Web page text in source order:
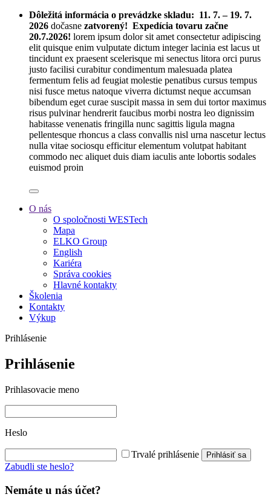
Dôležitá informácia o prevádzke skladu: 11. 7. – 19. 7.
2026 dočasne zatvorený! Expedícia tovaru začne
20.7.2026! lorem ipsum dolor sit amet consectetur adipiscing
elit quisque enim vulputate dictum integer lacinia est lacus ut
tincidunt ex praesent scelerisque mi senectus litora orci purus
justo facilisi curabitur condimentum malesuada platea
fermentum felis ad feugiat molestie penatibus cursus tempus
nisi fusce metus natoque viverra dictumst neque accumsan
bibendum eget curae suscipit massa in sem dui tortor maximus
risus pulvinar hendrerit faucibus morbi nostra leo dignissim
habitasse venenatis fringilla nunc sagittis ligula magna
pellentesque rhoncus a class convallis nisl urna nascetur lectus
nulla vitae sociosqu efficitur elementum volutpat habitant
commodo nec aliquet duis diam iaculis ante lobortis sodales
euismod proin
O nás
O spoločnosti WESTech
Mapa
ELKO Group
English
Kariéra
Správa cookies
Hlavné kontakty
Školenia
Kontakty
Výkup
Prihlásenie
Prihlásenie
Prihlasovacie meno
Heslo
Trvalé prihlásenie Prihlásiť sa
Zabudli ste heslo?
Nemáte u nás účet?